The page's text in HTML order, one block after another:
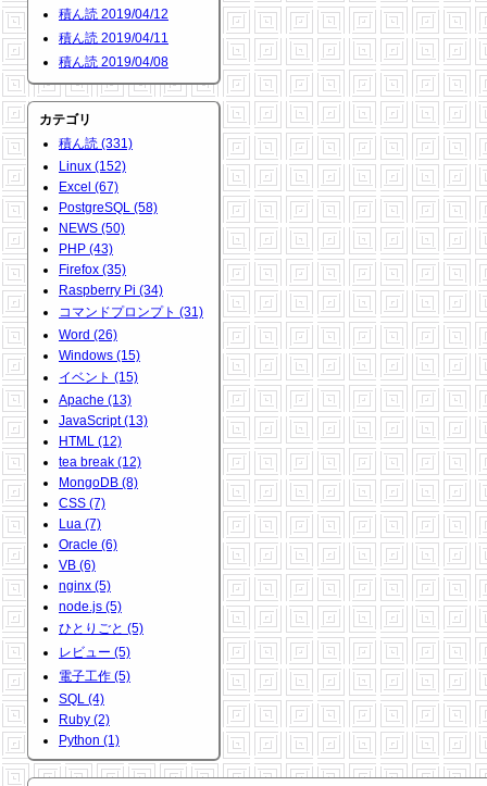
積ん読 2019/04/12
積ん読 2019/04/11
積ん読 2019/04/08
カテゴリ
積ん読 (331)
Linux (152)
Excel (67)
PostgreSQL (58)
NEWS (50)
PHP (43)
Firefox (35)
Raspberry Pi (34)
コマンドプロンプト (31)
Word (26)
Windows (15)
イベント (15)
Apache (13)
JavaScript (13)
HTML (12)
tea break (12)
MongoDB (8)
CSS (7)
Lua (7)
Oracle (6)
VB (6)
nginx (5)
node.js (5)
ひとりごと (5)
レビュー (5)
電子工作 (5)
SQL (4)
Ruby (2)
Python (1)